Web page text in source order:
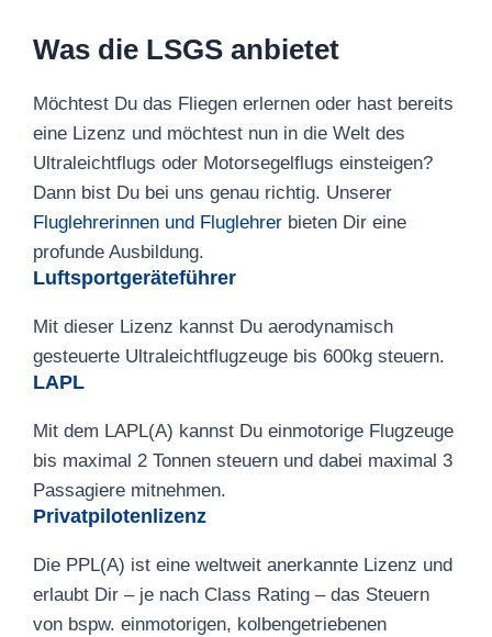
Was die LSGS anbietet
Möchtest Du das Fliegen erlernen oder hast bereits
eine Lizenz und möchtest nun in die Welt des
Ultraleichtflugs oder Motorsegelflugs einsteigen?
Dann bist Du bei uns genau richtig. Unserer
Fluglehrerinnen und Fluglehrer bieten Dir eine
profunde Ausbildung.
Luftsportgeräteführer
Mit dieser Lizenz kannst Du aerodynamisch
gesteuerte Ultraleichtflugzeuge bis 600kg steuern.
LAPL
Mit dem LAPL(A) kannst Du einmotorige Flugzeuge
bis maximal 2 Tonnen steuern und dabei maximal 3
Passagiere mitnehmen.
Privatpilotenlizenz
Die PPL(A) ist eine weltweit anerkannte Lizenz und
erlaubt Dir – je nach Class Rating – das Steuern
von bspw. einmotorigen, kolbengetriebenen